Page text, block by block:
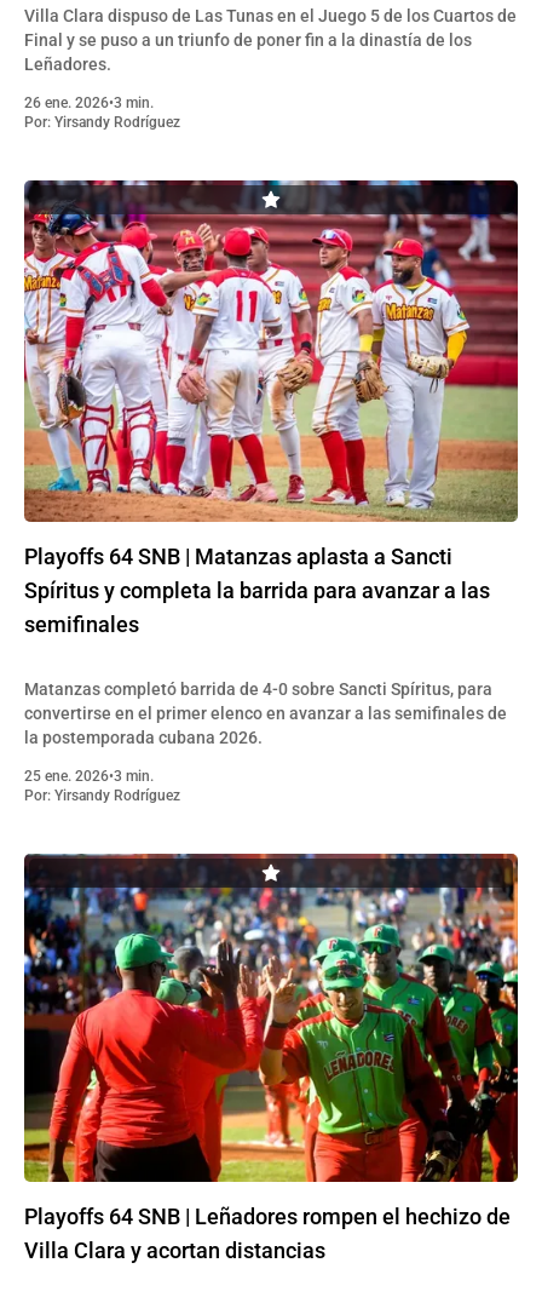
Villa Clara dispuso de Las Tunas en el Juego 5 de los Cuartos de
Final y se puso a un triunfo de poner fin a la dinastía de los
Leñadores.
26 ene. 2026•3 min.
Por: Yirsandy Rodríguez
Playoffs 64 SNB | Matanzas aplasta a Sancti
Spíritus y completa la barrida para avanzar a las
semifinales
Matanzas completó barrida de 4-0 sobre Sancti Spíritus, para
convertirse en el primer elenco en avanzar a las semifinales de
la postemporada cubana 2026.
25 ene. 2026•3 min.
Por: Yirsandy Rodríguez
Playoffs 64 SNB | Leñadores rompen el hechizo de
Villa Clara y acortan distancias